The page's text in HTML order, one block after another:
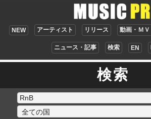
NEW アーティスト リリース 動画・ＭＶ
ニュース・記事 検索 EN
検索